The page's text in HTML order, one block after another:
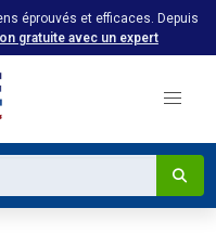
éprouvés et efficaces. Depuis
gratuite avec un expert